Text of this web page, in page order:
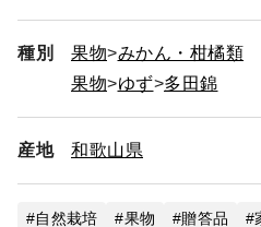
種別 果物
みかん・柑橘類
果物
ゆず 多田錦
産地 和歌山県
自然栽培 果物 贈答品